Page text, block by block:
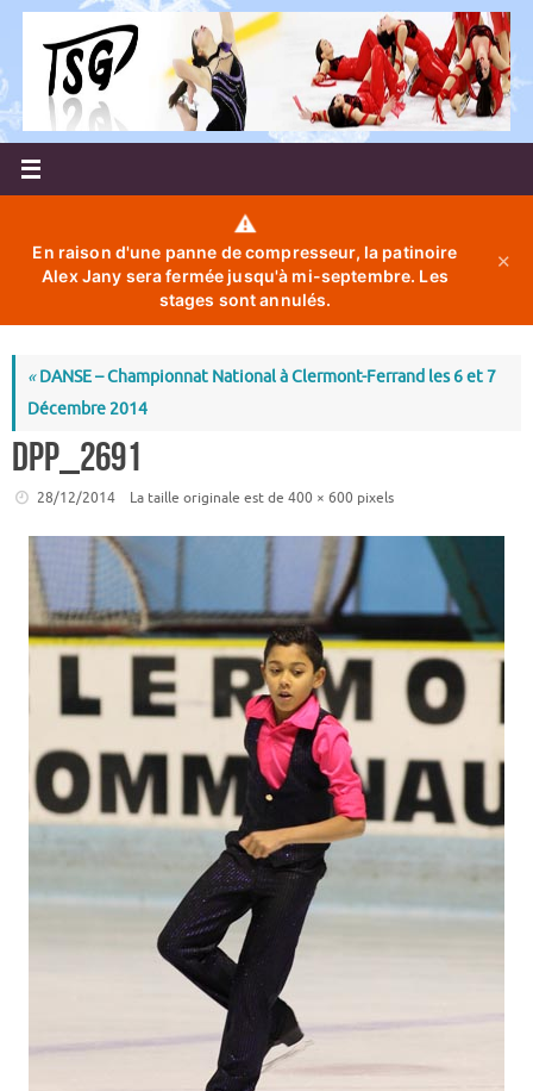
Passer
contenu
⚠️
En raison d'une panne de compresseur, la patinoire
Alex Jany sera fermée jusqu'à mi-septembre. Les
stages sont annulés.
✕
«DANSE – Championnat National à Clermont-Ferrand les 6 et 7
Décembre 2014
DPP_2691
28/12/2014 La taille originale est de 400 × 600 pixels